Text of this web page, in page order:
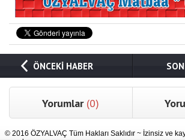
ÖNCEKİ HABER
Yorumlar (0)
© 2016 ÖZYALVAÇ Tüm Hakları Saklıdır ~ İzinsiz ve